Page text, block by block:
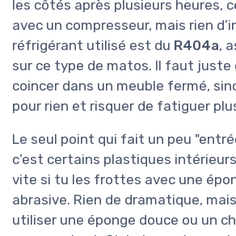
les côtés après plusieurs heures,
avec un compresseur, mais rien
réfrigérant utilisé est du R404a,
sur ce type de matos. Il faut juste
coincer dans un meuble fermé,
pour rien et risquer de fatiguer
Le seul point qui fait un peu
c’est certains plastiques
vite si tu les frottes avec une
abrasive. Rien de dramatique,
utiliser une éponge douce ou un